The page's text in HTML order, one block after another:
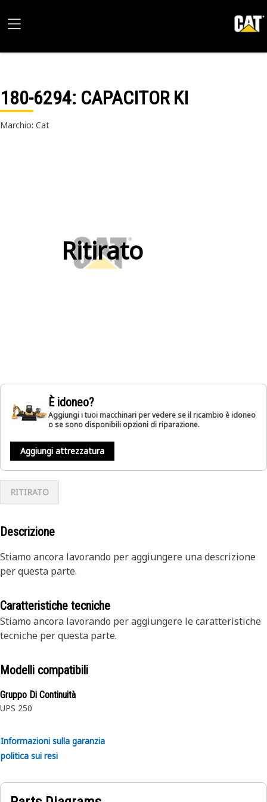
180-6294: CAPACITOR KI
Marchio: Cat
Ritirato
È idoneo?
Aggiungi i tuoi macchinari per vedere se il ricambio è idoneo
o se sono disponibili opzioni di riparazione.
Aggiungi attrezzatura
RITIRATO
Descrizione
Stiamo ancora lavorando per aggiungere una descrizione
per questa parte.
Caratteristiche tecniche
Stiamo ancora lavorando per aggiungere le caratteristiche
tecniche per questa parte.
Modelli compatibili
Gruppo Di Continuità
UPS 250
Informazioni sulla garanzia
politica sui resi